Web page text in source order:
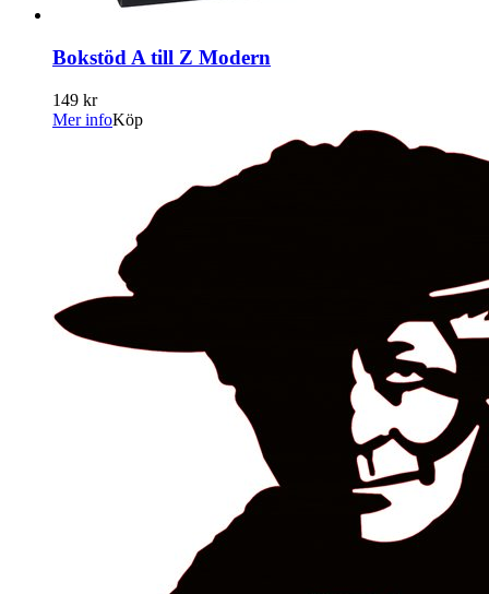
Bokstöd A till Z Modern
149 kr
Mer infoKöp